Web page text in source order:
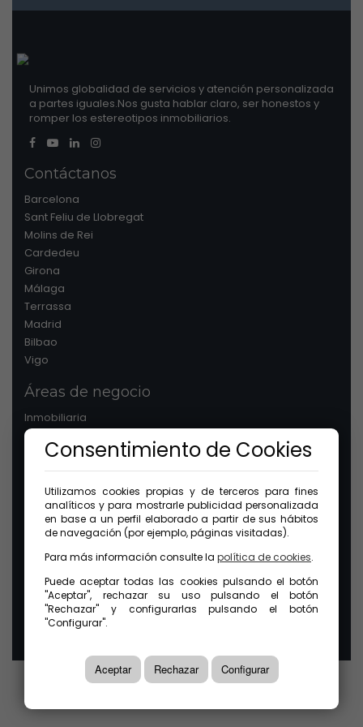
Unimos globalidad de servicios y atención personalizada
a partes iguales.Nos gusta hablar claro, ser honestos y
romper los estereotipos inmobiliarios.
Contáctanos
Barcelona
Sant Feliu de Llobregat
Molins de Rei
Cardedeu
Girona
Málaga
Terrassa
Madrid
Bilbao
Vigo
Áreas de negocio
Inmobiliaria
Patrimonios
Comunidades
Legal
Aviso legal
Protección de datos
Canal ético
© 2026 GuinotPrunera Todos los derechos reservados |
Creado con Mobilia
Consentimiento de Cookies
Utilizamos cookies propias y de terceros para fines
analíticos y para mostrarle publicidad personalizada
en base a un perfil elaborado a partir de sus hábitos
de navegación (por ejemplo, páginas visitadas).
Para más información consulte la política de cookies.
Puede aceptar todas las cookies pulsando el botón
"Aceptar", rechazar su uso pulsando el botón
"Rechazar" y configurarlas pulsando el botón
"Configurar".
Aceptar Rechazar Configurar